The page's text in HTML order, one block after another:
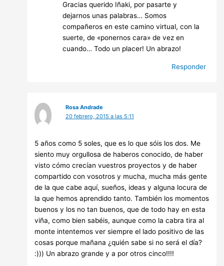
Gracias querido Iñaki, por pasarte y
dejarnos unas palabras… Somos
compañeros en este camino virtual, con la
suerte, de «ponernos cara» de vez en
cuando… Todo un placer! Un abrazo!
Responder
Rosa Andrade
20 febrero, 2015 a las 5:11
5 años como 5 soles, que es lo que sóis los dos. Me
siento muy orgullosa de haberos conocido, de haber
visto cómo crecían vuestros proyectos y de haber
compartido con vosotros y mucha, mucha más gente
de la que cabe aquí, sueños, ideas y alguna locura de
la que hemos aprendido tanto. También los momentos
buenos y los no tan buenos, que de todo hay en esta
viña, como bien sabéis, aunque como la cabra tira al
monte intentemos ver siempre el lado positivo de las
cosas porque mañana ¿quién sabe si no será el día?
:))) Un abrazo grande y a por otros cinco!!!!